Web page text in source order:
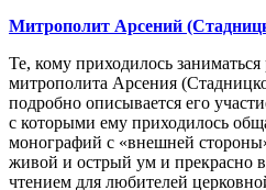
Митрополит Арсений
Те, кому приходилось
митрополита Арсения
подробно описывается его
с которыми ему приходилось
монографий с «внешней
живой и острый ум и прекрасно
чтением для любителей